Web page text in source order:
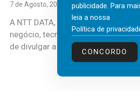
7 de Agosto, 2026
A NTT DATA, consultora global em
negócio, tecnologia e inteligência
de divulgar a mais recente...
publicidade. Para
leia a nossa
Política de
CONCORDO